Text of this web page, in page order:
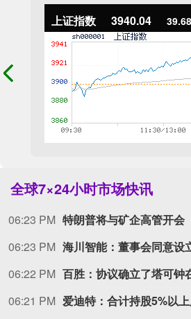
上证指数 3940.04 39.68
全球7×24小时市场快讯
06:21 PM
06:21 PM 中国稀土：2026年上半
06:21 PM
06:20 PM